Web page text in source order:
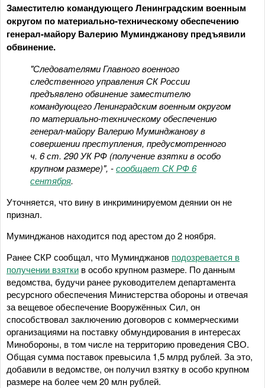
Заместителю командующего Ленинградским военным
округом по материально-техническому обеспечению
генерал-майору Валерию Муминджанову предъявили
обвинение.
"Следователями Главного военного
следственного управления СК России
предъявлено обвинение заместителю
командующего Ленинградским военным округом
по материально-техническому обеспечению
генерал-майору Валерию Муминджанову в
совершении преступления, предусмотренного
ч. 6 ст. 290 УК РФ (получение взятки в особо
крупном размере)", -сообщает СК РФ 6
сентября.
Уточняется, что вину в инкриминируемом деянии он не
признал.
Муминджанов находится под арестом до 2 ноября.
Ранее СКР сообщал, что Муминджанов подозревается в
получении взятки в особо крупном размере. По данным
ведомства, будучи ранее руководителем департамента
ресурсного обеспечения Министерства обороны и отвечая
за вещевое обеспечение Вооружённых Сил, он
способствовал заключению договоров с коммерческими
организациями на поставку обмундирования в интересах
Минобороны, в том числе на территорию проведения СВО.
Общая сумма поставок превысила 1,5 млрд рублей. За это,
добавили в ведомстве, он получил взятку в особо крупном
размере на более чем 20 млн рублей.